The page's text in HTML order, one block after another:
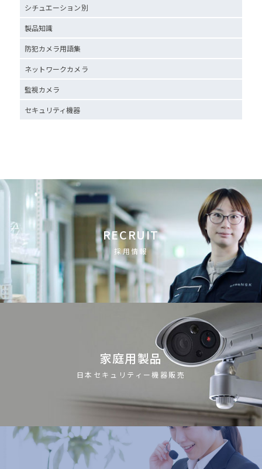
シチュエーション別
製品知識
防犯カメラ用語集
ネットワークカメラ
監視カメラ
セキュリティ機器
RECRUIT
採用情報
家庭用製品
日本セキュリティー機器販売